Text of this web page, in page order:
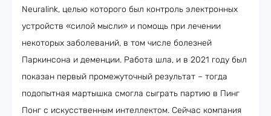
Neuralink, целью которого был контроль электронных
устройств «силой мысли» и помощь при лечении
некоторых заболеваний, в том числе болезней
Паркинсона и деменции. Работа шла, и в 2021 году был
показан первый промежуточный результат – тогда
подопытная мартышка смогла сыграть партию в Пинг
Понг с искусственным интеллектом. Сейчас компания